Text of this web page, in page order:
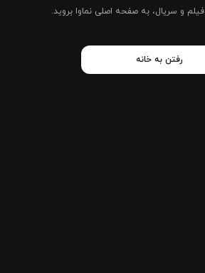
فیلم و سریال، به صفحه اصلی نماوا بروید.
رفتن به خانه